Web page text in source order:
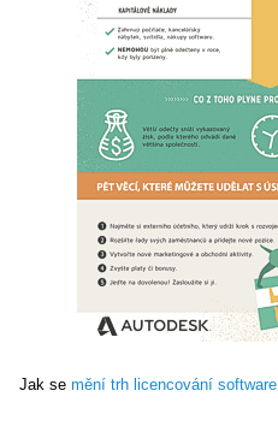
Jak se mění trh licencování software